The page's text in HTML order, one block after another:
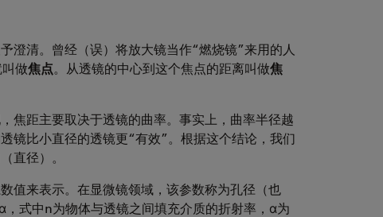
澄清。曾经（误）将放大镜当作“燃烧镜”来用的人
做焦点。从透镜的中心到这个焦点的距离叫做焦
焦距主要取决于透镜的曲率。事实上，曲率半径越
镜比小直径的透镜更“有效”。根据这个结论，我们
直径）。
值来表示。在显微镜领域，该参数称为孔径（也
式中n为物体与透镜之间填充介质的折射率，α为